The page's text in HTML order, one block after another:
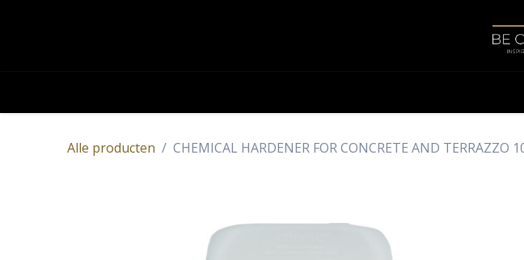
Alle producten CHEMICAL HARDENER FOR CONCRETE AND TERRAZZO